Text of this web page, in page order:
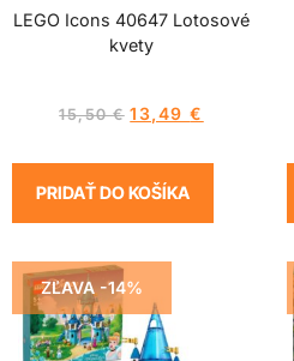
LEGO Icons 40647 Lotosové
kvety
15,50€ 13,49€
PRIDAŤ DO KOŠÍKA
ZĽAVA -14%